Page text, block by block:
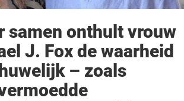
samen onthult vrouw
J. Fox de waarheid
– zoals